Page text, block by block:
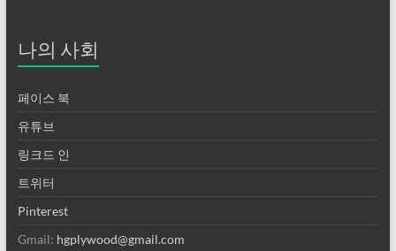
나의 사회
페이스 북
유튜브
링크드 인
트위터
Pinterest
Gmail: hgplywood@gmail.com